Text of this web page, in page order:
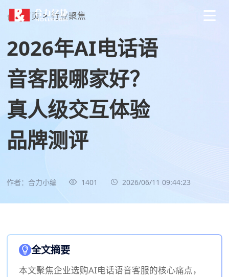
首页 > 行业聚焦
2026年AI电话语
音客服哪家好？
真人级交互体验
品牌测评
作者：合力小编 1401 2026/06/11 09:44:23
全文摘要
本文聚焦企业选购AI电话语音客服的核心痛点，